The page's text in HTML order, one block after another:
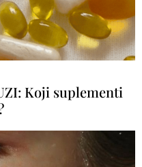
Koji suplementi